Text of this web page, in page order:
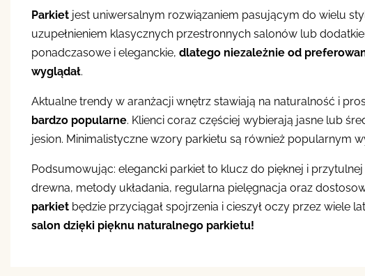
Parkiet jest uniwersalnym rozwiązaniem pasującym do wielu
uzupełnieniem klasycznych przestronnych salonów lub
ponadczasowe i eleganckie, dlatego niezależnie od
wyglądał.
Aktualne trendy w aranżacji wnętrz stawiają na naturalność i
bardzo popularne. Klienci coraz częściej wybierają jasne lub
jesion. Minimalistyczne wzory parkietu są również popularnym
Podsumowując: elegancki parkiet to klucz do pięknej i
drewna, metody układania, regularna pielęgnacja oraz
parkiet będzie przyciągał spojrzenia i cieszył oczy przez wiele
salon dzięki pięknu naturalnego parkietu!